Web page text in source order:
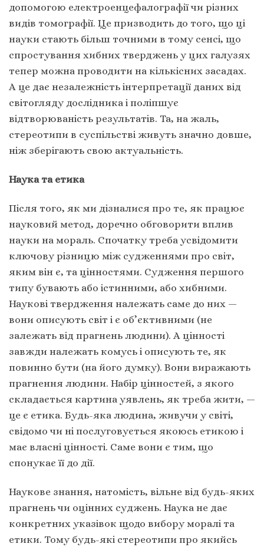
допомогою електроенцефалографії чи різних
видів томографії. Це призводить до того, що ці
науки стають більш точними в тому сенсі, що
спростування хибних тверджень у цих галузях
тепер можна проводити на кількісних засадах.
А це дає незалежність інтерпретації даних від
світогляду дослідника і поліпшує
відтворюваність результатів. Та, на жаль,
стереотипи в суспільстві живуть значно довше,
ніж зберігають свою актуальність.
Наука та етика
Після того, як ми дізналися про те, як працює
науковий метод, доречно обговорити вплив
науки на мораль. Спочатку треба усвідомити
ключову різницю між судженнями про світ,
яким він є, та цінностями. Судження першого
типу бувають або істинними, або хибними.
Наукові твердження належать саме до них —
вони описують світ і є об’єктивними (не
залежать від прагнень людини). А цінності
завжди належать комусь і описують те, як
повинно бути (на його думку). Вони виражають
прагнення людини. Набір цінностей, з якого
складається картина уявлень, як треба жити, —
це є етика. Будь-яка людина, живучи у світі,
свідомо чи ні послуговується якоюсь етикою і
має власні цінності. Саме вони є тим, що
спонукає її до дії.
Наукове знання, натомість, вільне від будь-яких
прагнень чи оцінних суджень. Наука не дає
конкретних указівок щодо вибору моралі та
етики. Тому будь-які стереотипи про якийсь